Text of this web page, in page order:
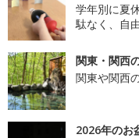
学年別に夏
駄なく、自
関東・関西
関東や関西
2026年のお